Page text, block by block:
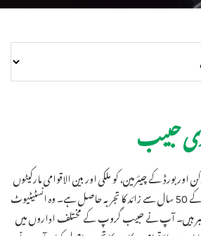
حبیب
بورڈ کے چیئرمین، کو ملکی اور بین الاقوامی مارکیٹوں
میں تجارتی، صنعتی اور بینکاری کے 50 سال سے زائد کا تجربہ حاصل ہے۔ وہ انسٹیٹیوٹ
ہیں۔ آپ نے حبیب گروپ کے مختلف اداروں میں